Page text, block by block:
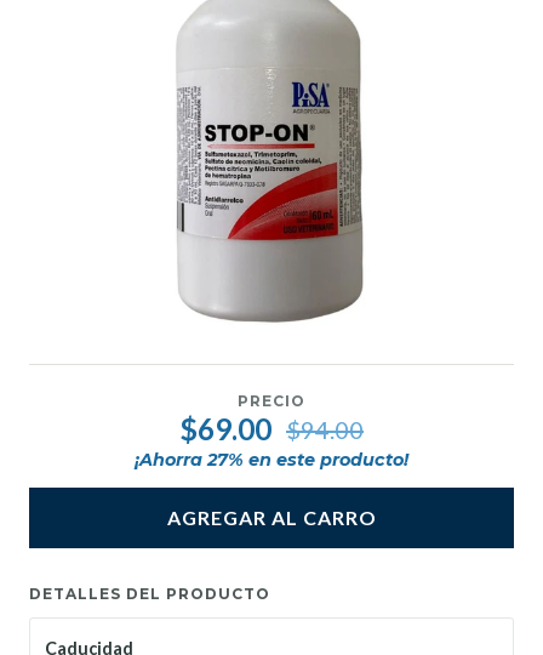
PRECIO
$69.00 $94.00
¡Ahorra 27% en este producto!
AGREGAR AL CARRO
DETALLES DEL PRODUCTO
Caducidad